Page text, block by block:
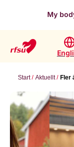
My
Start Aktuellt Fler